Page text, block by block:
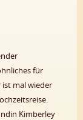
für
ist mal wieder
Kimberley